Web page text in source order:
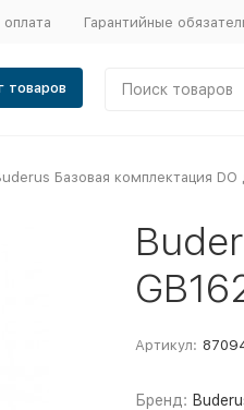
Гарантийные
товаров
Базовая комплектация
Артикул:
Бренд: